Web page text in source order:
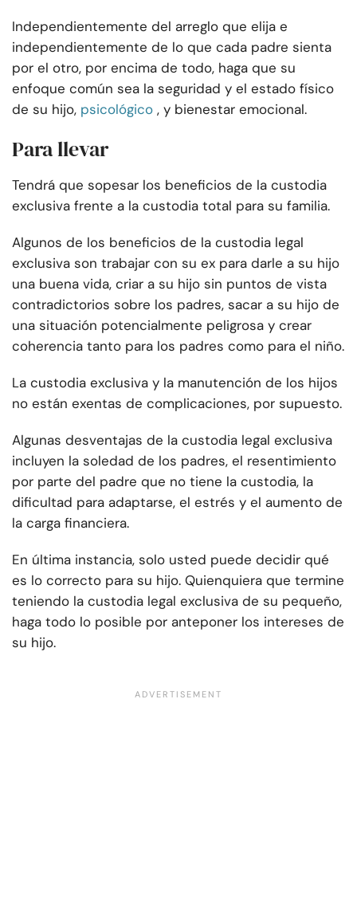
Independientemente del arreglo que elija e
independientemente de lo que cada padre sienta
por el otro, por encima de todo, haga que su
enfoque común sea la seguridad y el estado físico
de su hijo, psicológico , y bienestar emocional.
Para llevar
Tendrá que sopesar los beneficios de la custodia
exclusiva frente a la custodia total para su familia.
Algunos de los beneficios de la custodia legal
exclusiva son trabajar con su ex para darle a su hijo
una buena vida, criar a su hijo sin puntos de vista
contradictorios sobre los padres, sacar a su hijo de
una situación potencialmente peligrosa y crear
coherencia tanto para los padres como para el niño.
La custodia exclusiva y la manutención de los hijos
no están exentas de complicaciones, por supuesto.
Algunas desventajas de la custodia legal exclusiva
incluyen la soledad de los padres, el resentimiento
por parte del padre que no tiene la custodia, la
dificultad para adaptarse, el estrés y el aumento de
la carga financiera.
En última instancia, solo usted puede decidir qué
es lo correcto para su hijo. Quienquiera que termine
teniendo la custodia legal exclusiva de su pequeño,
haga todo lo posible por anteponer los intereses de
su hijo.